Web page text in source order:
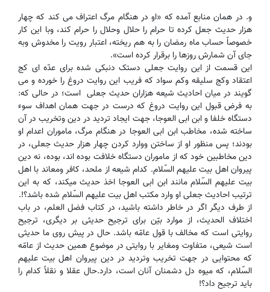
و. در همان منابع آمده که «او در هنگام مرگ اعتراف می کند که چهار
هزار حدیث جعل کرده تا حرام را حلال وحلال را حرام کند، وبا این کار
خصوصاً حساب ماه رمضان را به هم ریخته، اعتبار رویت را مخدوش وبه
جای آن شمارش روزها را برقرار کرده است».
این قسمت از این روایت جعلی دستک دنبکی شده برای عدّه ای کج
اعتقاد وکج سلیقه وکم سواد که فریب این روایت دروغ را خورده و می
گویند در میان احادیث شیعه هزاران حدیث جعلی است؛ در حالی که:
به فرض قبول این روایت دروغ که درست در جهت همان اهداف سوء
دستگاه خلفا و ابن ابی العوجا، جهت ایجاد تردید در دین وتخریب در آن
ساخته شده، مخاطب ابن ابی العوجا در هنگام مرگ، ماموران اعدام او
بودند؛ پس منظور او از ساختن ووارد کردن چهار هزار حدیث جعلی، در
دین مخاطبین خود که از ماموران دستگاه خلافت بوده اند، بوده، نه دین
پیروان اهل بیت علیهم السّلام. کدام شیعه از ملحد، کافر ومعاند با اهل
بیت علیهم السّلام مانند ابن ابی العوجا اخذ حدیث میکند، که به این
ترتیب احادیث جعلی ا‌و وارد مکتب اهل بیت علیهم السّلام شده باشد؟!.
از طرف دیگر اگر در خاطر داشته باشید، در کتاب فضل العلم، در باب
اختلاف الحدیث، از موارد بیّن برای ترجیح حدیثی بر دیگری، ترجیح
روایتی است که مخالف با قول عامّه باشد. حال در پیش روی ما حدیثی
است شیعی، متفاوت ومغایر با روایتی در موضوع همین حدیث از عامّه
که محتوایی در جهت تخریب وتردید در دین پیروان اهل بیت علیهم
السّلام، که میوه دل دشمنان آنان است، دارد.حال عقلا‌ ‌و نقلاً کدام را
باید ترجیح داد؟!